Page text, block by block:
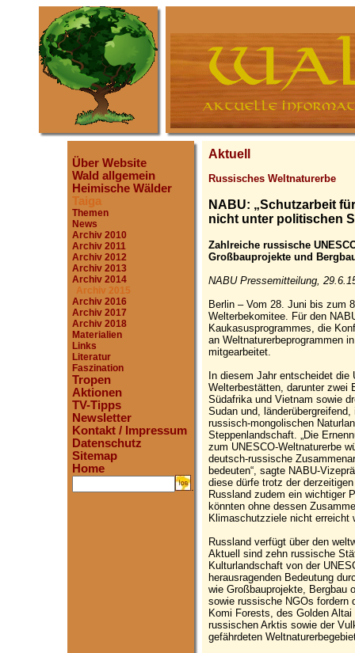
Über Website
Wald allgemein
Heimische Wälder
Taiga
Themen
News
Archiv 2010
Archiv 2011
Archiv 2012
Archiv 2013
Archiv 2014
Archiv 2015
Archiv 2016
Archiv 2017
Archiv 2018
Materialien
Links
Literatur
Faszination
Tropen
Aktionen
TV-Tipps
Newsletter
Kontakt / Impressum
Datenschutz
Sitemap
Home
.
Aktuell
Russisches Weltnaturerbe
NABU: „Schutzarbeit
nicht unter politischen
Zahlreiche russische
Großbauprojekte und
NABU Pressemitteilung,
Berlin – Vom 28. Juni bis zum
Welterbekomitee. Für den
Kaukasusprogrammes, die
an Weltnaturerbeprogrammen
mitgearbeitet.
In diesem Jahr entscheidet die
Welterbestätten, darunter zwei
Südafrika und Vietnam sowie
Sudan und,
russisch-mongolischen
Steppenlandschaft. „Die
zum UNESCO-Weltnaturerbe
deutsch-russische
bedeuten“, sagte NABU-
diese dürfe trotz der
Russland zudem ein wichtiger
könnten ohne dessen
Klimaschutzziele nicht erreicht
Russland verfügt über den
Aktuell sind zehn russische
Kulturlandschaft von der
herausragenden Bedeutung
wie Großbauprojekte, Bergbau
sowie russische NGOs fordern
Komi Forests, des Golden
russischen Arktis sowie der
gefährdeten